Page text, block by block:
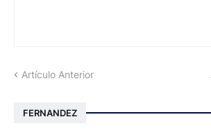
Artículo Anterior
FERNANDEZ